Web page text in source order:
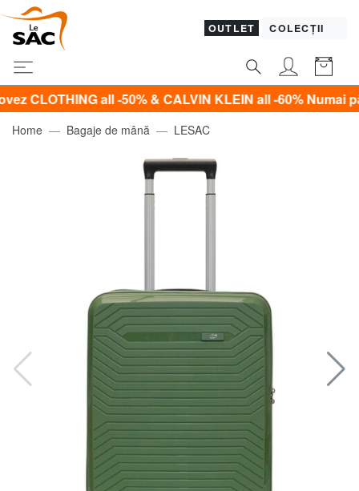
OUTLET COLECȚII
all -50% & CALVIN KLEIN all -60% Numai până
Home Bagaje de mână LESAC